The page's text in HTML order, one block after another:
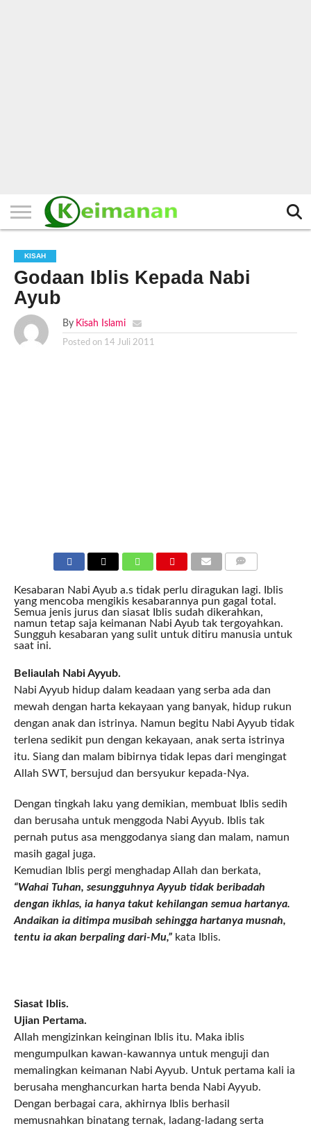
KISAH
Godaan Iblis Kepada Nabi
Ayub
By Kisah Islami
Posted on 14 Juli 2011
Kesabaran Nabi Ayub a.s tidak perlu diragukan lagi. Iblis
yang mencoba mengikis kesabarannya pun gagal total.
Semua jenis jurus dan siasat Iblis sudah dikerahkan,
namun tetap saja keimanan Nabi Ayub tak tergoyahkan.
Sungguh kesabaran yang sulit untuk ditiru manusia untuk
saat ini.
Beliaulah Nabi Ayyub.
Nabi Ayyub hidup dalam keadaan yang serba ada dan
mewah dengan harta kekayaan yang banyak, hidup rukun
dengan anak dan istrinya. Namun begitu Nabi Ayyub tidak
terlena sedikit pun dengan kekayaan, anak serta istrinya
itu. Siang dan malam bibirnya tidak lepas dari mengingat
Allah SWT, bersujud dan bersyukur kepada-Nya.
Dengan tingkah laku yang demikian, membuat Iblis sedih
dan berusaha untuk menggoda Nabi Ayyub. Iblis tak
pernah putus asa menggodanya siang dan malam, namun
masih gagal juga.
Kemudian Iblis pergi menghadap Allah dan berkata,
“Wahai Tuhan, sesungguhnya Ayyub tidak beribadah
dengan ikhlas, ia hanya takut kehilangan semua hartanya.
Andaikan ia ditimpa musibah sehingga hartanya musnah,
tentu ia akan berpaling dari-Mu,”kata Iblis.
Siasat Iblis.
Ujian Pertama.
Allah mengizinkan keinginan Iblis itu. Maka iblis
mengumpulkan kawan-kawannya untuk menguji dan
memalingkan keimanan Nabi Ayyub. Untuk pertama kali ia
berusaha menghancurkan harta benda Nabi Ayyub.
Dengan berbagai cara, akhirnya Iblis berhasil
memusnahkan binatang ternak, ladang-ladang serta